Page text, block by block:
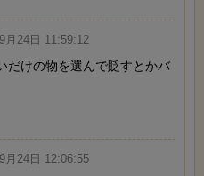
月24日 11:59:12
だけの物を選んで貶すとかバ
月24日 12:06:55